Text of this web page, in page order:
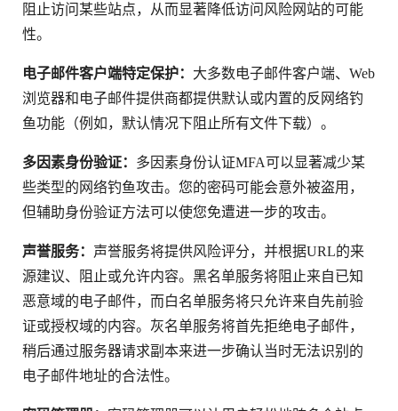
阻止访问某些站点，从而显著降低访问风险网站的可能
性。
电子邮件客户端特定保护： 大多数电子邮件客户端、Web
浏览器和电子邮件提供商都提供默认或内置的反网络钓
鱼功能（例如，默认情况下阻止所有文件下载）。
多因素身份验证： 多因素身份认证MFA可以显著减少某
些类型的网络钓鱼攻击。您的密码可能会意外被盗用，
但辅助身份验证方法可以使您免遭进一步的攻击。
声誉服务： 声誉服务将提供风险评分，并根据URL的来
源建议、阻止或允许内容。黑名单服务将阻止来自已知
恶意域的电子邮件，而白名单服务将只允许来自先前验
证或授权域的内容。灰名单服务将首先拒绝电子邮件，
稍后通过服务器请求副本来进一步确认当时无法识别的
电子邮件地址的合法性。